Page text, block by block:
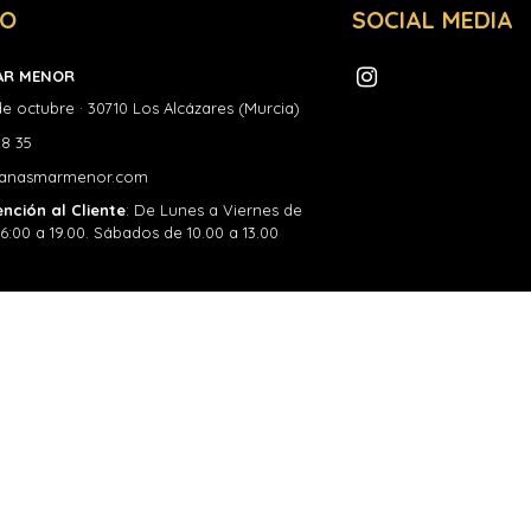
MENOR
octubre · 30710 Los Alcázares (Murcia)
35
al Cliente: De Lunes a Viernes de
a 19.00. Sábados de 10.00 a 13.00
SOCIAL MEDIA